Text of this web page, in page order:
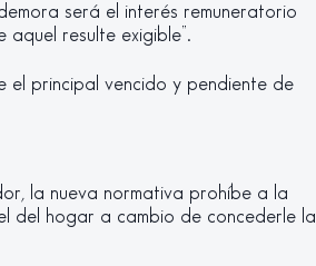
será el interés remuneratorio
resulte exigible”.
el principal vencido y pendiente de
la nueva normativa prohíbe a la
del hogar a cambio de concederle la